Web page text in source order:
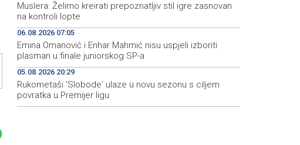
Muslera: Želimo kreirati prepoznatljiv stil igre zasnovan
na kontroli lopte
06.08.2026 07:05
Emina Omanović i Enhar Mahmić nisu uspjeli izboriti
plasman u finale juniorskog SP-a
05.08.2026 20:29
Rukometaši 'Slobode' ulaze u novu sezonu s ciljem
povratka u Premijer ligu